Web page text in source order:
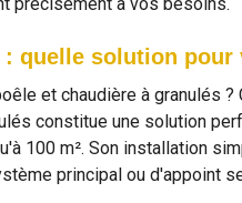
: quelle solution
et chaudière à granulés
constitue une solution
100 m². Son installation
principal ou d'appoint